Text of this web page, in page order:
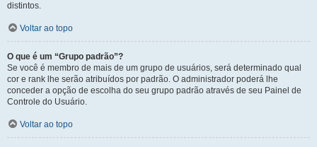
distintos.
Voltar ao topo
O que é um “Grupo padrão”?
Se você é membro de mais de um grupo de usuários, será determinado qual
cor e rank lhe serão atribuídos por padrão. O administrador poderá lhe
conceder a opção de escolha do seu grupo padrão através de seu Painel de
Controle do Usuário.
Voltar ao topo